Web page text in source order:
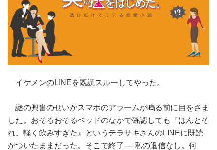
イケメンのLINEを既読スルーしてやった。
謎の興奮のせいかスマホのアラームが鳴る前に目をさま
した。おそるおそるベッドのなかで確認しても『ほんとそ
れ。軽く飲みすぎた』というテラサキさんのLINEに既読
がついたままだった。そこで終了──私の返信なし。何